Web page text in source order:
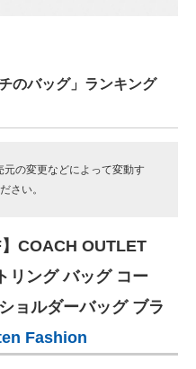
のバッグ」ランキング
の変更などによって変動す
さい。
COACH OUTLET
リング バッグ コー
ョルダーバッグ ブラ
Fashion